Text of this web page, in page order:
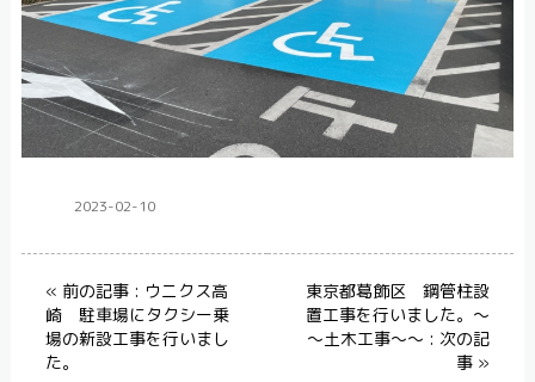
2023-02-10
« 前の記事 : ウニクス高
崎 駐車場にタクシー乗
場の新設工事を行いまし
た。
東京都葛飾区 鋼管柱設
置工事を行いました。～
～土木工事～～ : 次の記
事 »